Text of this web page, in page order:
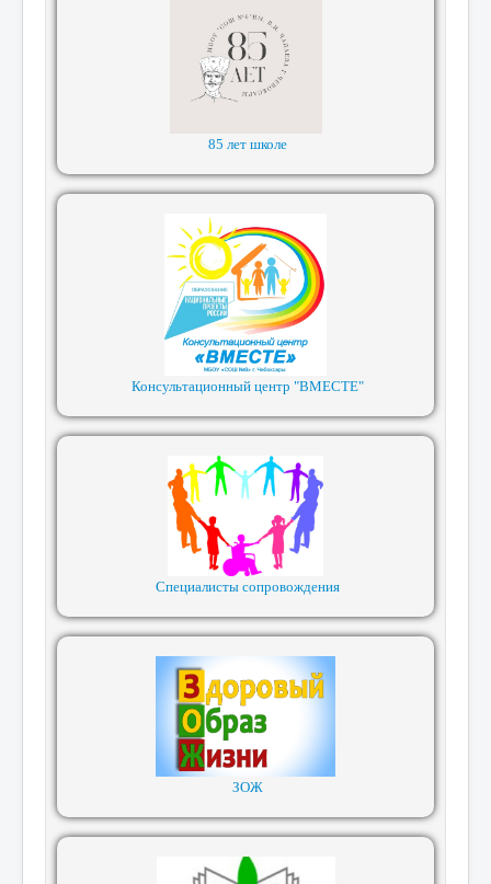
85 лет школе
Консультационный центр "ВМЕСТЕ"
Специалисты сопровождения
ЗОЖ